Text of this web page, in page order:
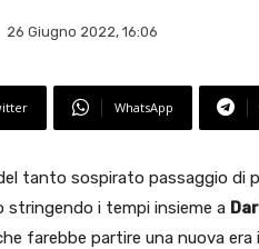
26 Giugno 2022, 16:06
WhatsApp
tanto sospirato passaggio di
stringendo i tempi insieme a
farebbe partire una nuova